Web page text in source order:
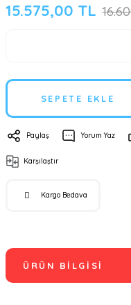
15.575,00 TL
SEPETE EKLE
Paylaş Yorum Yaz
Karşılaştır
Kargo Bedava
ÜRÜN BILGISI